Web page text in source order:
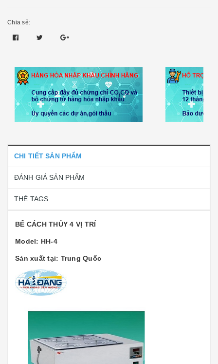
Chia sẻ:
CHI TIẾT SẢN PHẨM
ĐÁNH GIÁ SẢN PHẨM
THẺ TAGS
BỂ CÁCH THỦY 4 VỊ TRÍ
Model: HH-4
Sản xuất tại: Trung Quốc